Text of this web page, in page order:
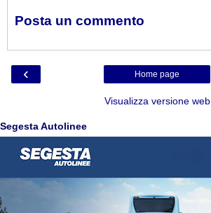
Posta un commento
‹ Home page
Visualizza versione web
Segesta Autolinee